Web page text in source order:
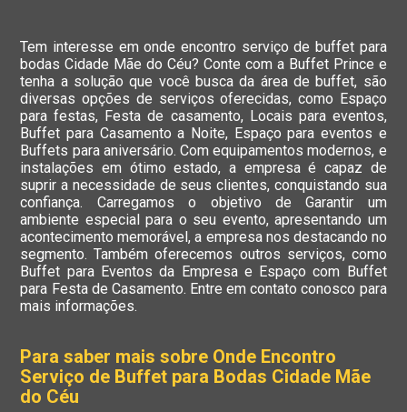
Tem interesse em onde encontro serviço de buffet para
bodas Cidade Mãe do Céu? Conte com a Buffet Prince e
tenha a solução que você busca da área de buffet, são
diversas opções de serviços oferecidas, como Espaço
para festas, Festa de casamento, Locais para eventos,
Buffet para Casamento a Noite, Espaço para eventos e
Buffets para aniversário. Com equipamentos modernos, e
instalações em ótimo estado, a empresa é capaz de
suprir a necessidade de seus clientes, conquistando sua
confiança. Carregamos o objetivo de Garantir um
ambiente especial para o seu evento, apresentando um
acontecimento memorável, a empresa nos destacando no
segmento. Também oferecemos outros serviços, como
Buffet para Eventos da Empresa e Espaço com Buffet
para Festa de Casamento. Entre em contato conosco para
mais informações.
Para saber mais sobre Onde Encontro
Serviço de Buffet para Bodas Cidade Mãe
do Céu